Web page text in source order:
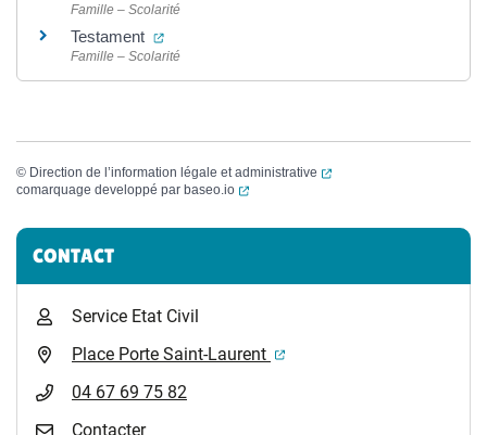
Famille – Scolarité
Testament (ouverture dans un nouvel onglet)
Famille – Scolarité
© Direction de l’information légale et administrative
(ouverture dans un
comarquage developpé par baseo.io (ouverture dans un nouvel onglet)
Informations complémentaires
CONTACT
Service Etat Civil
Place Porte Saint-Laurent
(ouverture dans un
04 67 69 75 82
Contacter